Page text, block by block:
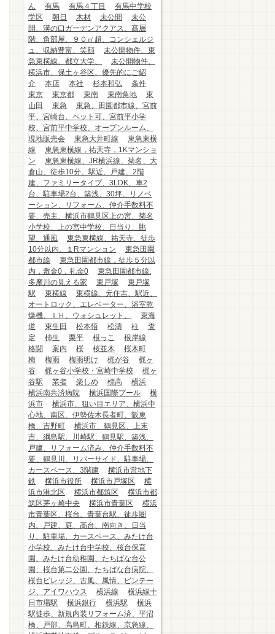
ん
有馬 有馬４丁目
有馬中学校
学区
朝日 木材 未公開
未公
開、溝の口ガーデンアクアス、高層
階、角部屋、９０㎡超、コンシェルジ
ュ、収納豊富、笑顔
未公開物件、東
急東横線、都立大学、
未公開物件、
横浜市、保土ヶ谷区、優先的にご紹
介
本店 本社 杉本和弘
条件
東京
東京都 東南 東南角地
東
山田
東急
東急、田園都市線、宮前
平、宮崎台、ペット可、宮前平小学
校、宮前平中学校、オープンルーム、
現地販売会
東急大井町線
東急東横
線
東急東横線，祐天寺，1Kマンショ
ン
東急東横線、JR横浜線、菊名、大
倉山、徒歩10分、駅近、戸建、2階
建、ファミリータイプ、3LDK、車2
台、駐車場2台、築浅、30坪、リノベ
ーション、リフォーム、仲介手数料不
要、売主、横浜市鶴見区上の宮、菊名
小学校、上の宮中学校、日当り、眺
望、通風
東急東横線、祐天寺、徒歩
10分以内、１Rマンション
東急田園
都市線
東急田園都市線，徒歩５分以
内，敷金0，礼金0
東急田園都市線.
多摩川の見える家
東戸塚
東戸塚
駅
東横線
東横線、元住吉、駅近、
オートロック、エレベーター、浴室乾
燥機、ＩＨ、ウォシュレット、
東海
道
東生田 松本悟 松濤 柱
査
定
柿生 栗平 根っこ
根岸線
格闘
案内 桜 桜並木
桜木町
梅
梅雨 梅雨明け 梶が谷
梶ヶ
谷
梶ヶ谷小学校・宮崎中学校
梶ヶ
谷駅
業者 楽しめ 標高
横浜
横浜南共済病院
横浜国際プール
横
浜市
横浜市、狙い目エリア、横浜中
心地、南区、伊勢佐木長者町、阪東
橋、吉野町
横浜市、鶴見区、上末
吉、綱島駅、川崎駅、鶴見駅、築浅、
戸建、リフォーム済み、仲介手数料不
要、鶴見川、リバーサイド、駐車場、
カースペース、3階建
横浜市営地下
鉄
横浜市役所 横浜市戸塚区
横
浜市港北区
横浜市都筑区
横浜市都
筑区茅ヶ崎中央
横浜市青葉区
横浜
市青葉区、桜台、青葉台駅、徒歩圏
内、戸建、庭、高台、南向き、日当
り、駐車場、カースペース、みたけ台
小学校、みたけ台中学校、桜台保育
園、みたけ台幼稚園、たちばな台公
園、桜台第二公園、たちばな台病院、
桜台ビレッジ、古風、風情、ビンテー
ジ、アイワハウス
横浜線
横浜線十
日市場駅
横浜銀行 横浜駅
横浜
駅徒歩、新規内装リフォーム済、平沼
橋、戸部、高島町、相鉄線、京急線、